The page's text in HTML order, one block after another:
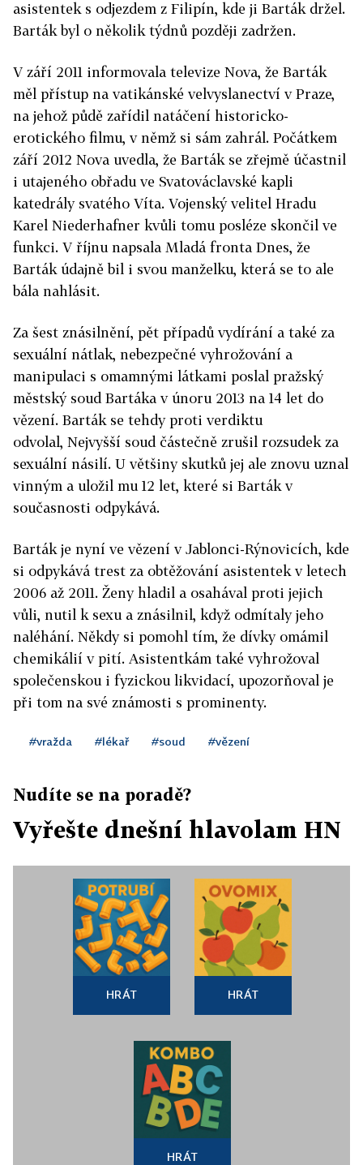
asistentek s odjezdem z Filipín, kde ji Barták držel.
Barták byl o několik týdnů později zadržen.
V září 2011 informovala televize Nova, že Barták
měl přístup na vatikánské velvyslanectví v Praze,
na jehož půdě zařídil natáčení historicko-
erotického filmu, v němž si sám zahrál. Počátkem
září 2012 Nova uvedla, že Barták se zřejmě účastnil
i utajeného obřadu ve Svatováclavské kapli
katedrály svatého Víta. Vojenský velitel Hradu
Karel Niederhafner kvůli tomu posléze skončil ve
funkci. V říjnu napsala Mladá fronta Dnes, že
Barták údajně bil i svou manželku, která se to ale
bála nahlásit.
Za šest znásilnění, pět případů vydírání a také za
sexuální nátlak, nebezpečné vyhrožování a
manipulaci s omamnými látkami poslal pražský
městský soud Bartáka v únoru 2013 na 14 let do
vězení. Barták se tehdy proti verdiktu
odvolal, Nejvyšší soud částečně zrušil rozsudek za
sexuální násilí. U většiny skutků jej ale znovu uznal
vinným a uložil mu 12 let, které si Barták v
současnosti odpykává.
Barták je nyní ve vězení v Jablonci-Rýnovicích, kde
si odpykává trest za obtěžování asistentek v letech
2006 až 2011. Ženy hladil a osahával proti jejich
vůli, nutil k sexu a znásilnil, když odmítaly jeho
naléhání. Někdy si pomohl tím, že dívky omámil
chemikálií v pití. Asistentkám také vyhrožoval
společenskou i fyzickou likvidací, upozorňoval je
při tom na své známosti s prominenty.
#vražda #lékař #soud #vězení
Nudíte se na poradě?
Vyřešte dnešní hlavolam HN
HRÁT HRÁT
HRÁT